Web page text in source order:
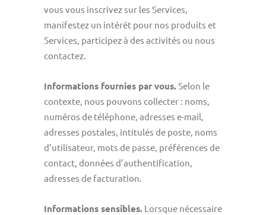
vous vous inscrivez sur les Services,
manifestez un intérêt pour nos produits et
Services, participez à des activités ou nous
contactez.
Informations fournies par vous.Selon le
contexte, nous pouvons collecter : noms,
numéros de téléphone, adresses e-mail,
adresses postales, intitulés de poste, noms
d’utilisateur, mots de passe, préférences de
contact, données d’authentification,
adresses de facturation.
Informations sensibles. Lorsque nécessaire